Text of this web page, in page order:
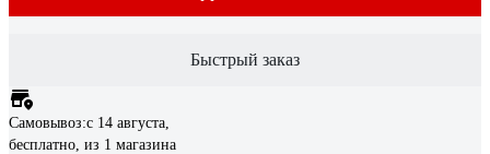
Быстрый заказ
Самовывоз:c 14 августа,
бесплатно, из 1 магазина